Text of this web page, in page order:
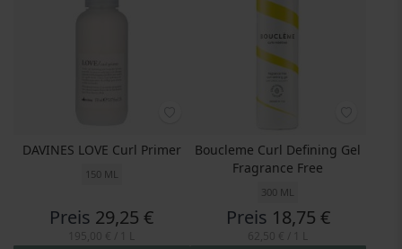
DAVINES LOVE Curl Primer
150 ML
Preis 29,25 €
Boucleme Curl Defining Gel
Fragrance Free
300 ML
Preis 18,75 €